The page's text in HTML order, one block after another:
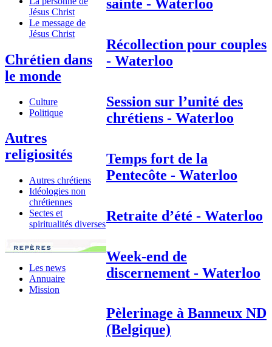
Jésus Christ
Le message de
Jésus Christ
Chrétien dans
le monde
Culture
Politique
Autres
religiosités
Autres chrétiens
Idéologies non
chrétiennes
Sectes et
spiritualités diverses
Les news
Annuaire
Mission
sainte - Waterloo
Récollection pour couples
- Waterloo
Session sur l’unité des
chrétiens - Waterloo
Temps fort de la
Pentecôte - Waterloo
Retraite d’été - Waterloo
Week-end de
discernement - Waterloo
Pèlerinage à Banneux ND
(Belgique)